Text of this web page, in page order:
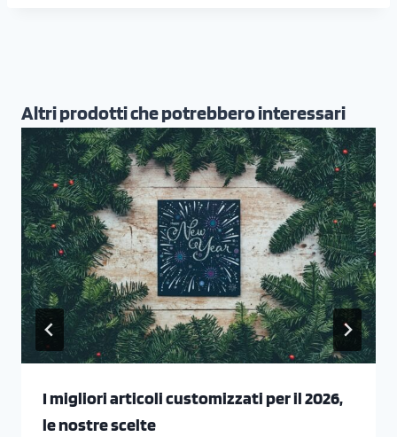
Altri prodotti che potrebbero interessari
I migliori articoli customizzati per il 2026,
le nostre scelte